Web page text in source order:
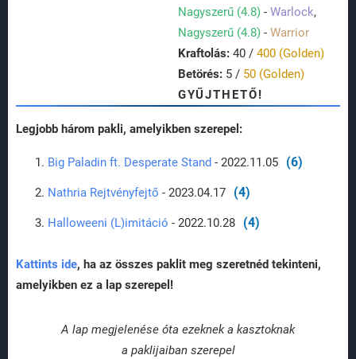
Nagyszerű (4.8) - Warlock,
Nagyszerű (4.8) - Warrior
Kraftolás: 40 / 400 (Golden)
Betörés: 5 / 50 (Golden)
GYŰJTHETŐ!
Legjobb három pakli, amelyikben szerepel:
Big Paladin ft. Desperate Stand - 2022.11.05 (6)
Nathria Rejtvényfejtő - 2023.04.17 (4)
Halloweeni (L)imitáció - 2022.10.28 (4)
Kattints ide, ha az összes paklit meg szeretnéd tekinteni,
amelyikben ez a lap szerepel!
A lap megjelenése óta ezeknek a kasztoknak
a paklijaiban szerepel